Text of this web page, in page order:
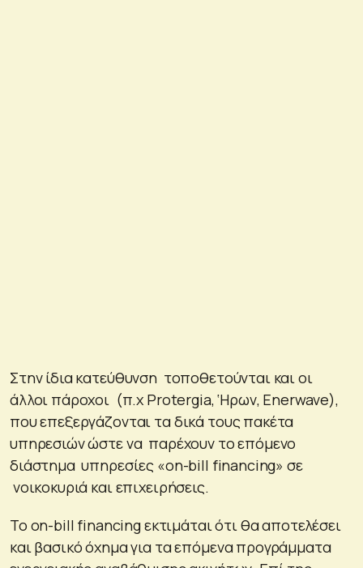
Στην ίδια κατεύθυνση τοποθετούνται και οι
άλλοι πάροχοι (π.χ Protergia, ‘Ηρων, Enerwave),
που επεξεργάζονται τα δικά τους πακέτα
υπηρεσιών ώστε να παρέχουν το επόμενο
διάστημα υπηρεσίες «on-bill financing» σε
νοικοκυριά και επιχειρήσεις.
Το on-bill financing εκτιμάται ότι θα αποτελέσει
και βασικό όχημα για τα επόμενα προγράμματα